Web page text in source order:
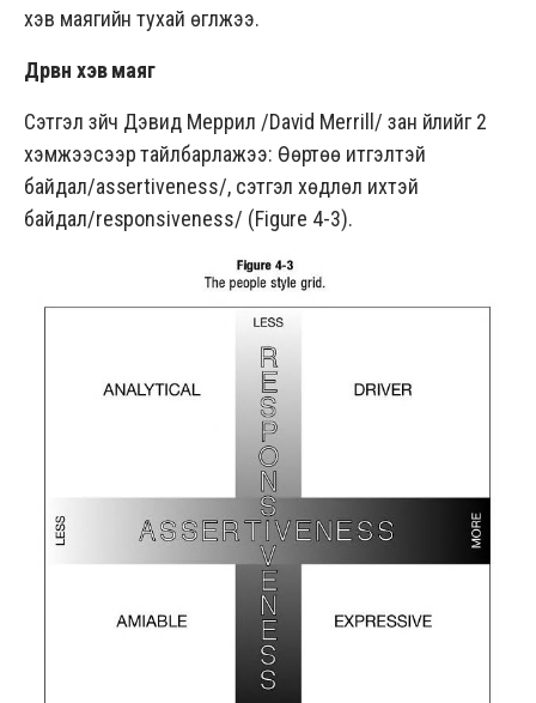
хэв маягийн тухай өгүүлжээ.
Дөрвөн хэв маяг
Сэтгэл зүйч Дэвид Меррил /David Merrill/ зан үйлийг 2
хэмжээсээр тайлбарлажээ: Өөртөө итгэлтэй
байдал/assertiveness/, сэтгэл хөдлөл ихтэй
байдал/responsiveness/ (Figure 4-3).